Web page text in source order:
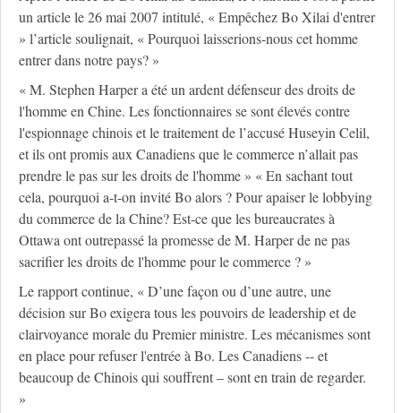
un article le 26 mai 2007 intitulé, « Empêchez Bo Xilai d'entrer
» l’article soulignait, « Pourquoi laisserions-nous cet homme
entrer dans notre pays? »
« M. Stephen Harper a été un ardent défenseur des droits de
l'homme en Chine. Les fonctionnaires se sont élevés contre
l'espionnage chinois et le traitement de l’accusé Huseyin Celil,
et ils ont promis aux Canadiens que le commerce n’allait pas
prendre le pas sur les droits de l'homme » « En sachant tout
cela, pourquoi a-t-on invité Bo alors ? Pour apaiser le lobbying
du commerce de la Chine? Est-ce que les bureaucrates à
Ottawa ont outrepassé la promesse de M. Harper de ne pas
sacrifier les droits de l'homme pour le commerce ? »
Le rapport continue, « D’une façon ou d’une autre, une
décision sur Bo exigera tous les pouvoirs de leadership et de
clairvoyance morale du Premier ministre. Les mécanismes sont
en place pour refuser l'entrée à Bo. Les Canadiens -- et
beaucoup de Chinois qui souffrent – sont en train de regarder.
»